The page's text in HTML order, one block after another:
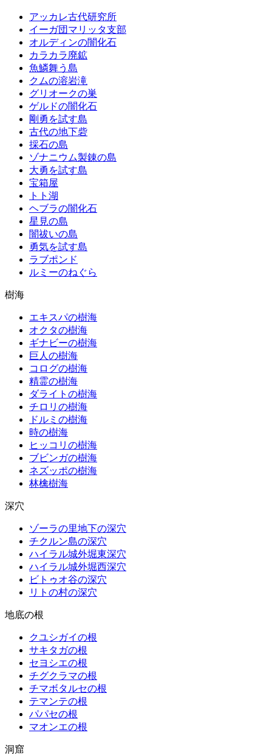
アッカレ古代研究所
イーガ団マリッタ支部
オルディンの闇化石
カラカラ廃鉱
魚鱗舞う島
クムの溶岩滝
グリオークの巣
ゲルドの闇化石
剛勇を試す島
古代の地下砦
採石の島
ゾナニウム製錬の島
大勇を試す島
宝箱屋
トト湖
ヘブラの闇化石
星見の島
闇祓いの島
勇気を試す島
ラブポンド
ルミーのねぐら
樹海
エキスパの樹海
オクタの樹海
ギナビーの樹海
巨人の樹海
コログの樹海
精霊の樹海
ダライトの樹海
チロリの樹海
ドルミの樹海
時の樹海
ヒッコリの樹海
ブビンガの樹海
ネズッポの樹海
林檎樹海
深穴
ゾーラの里地下の深穴
チクルン島の深穴
ハイラル城外堀東深穴
ハイラル城外堀西深穴
ビトゥオ谷の深穴
リトの村の深穴
地底の根
クユシガイの根
サキタガの根
セヨシエの根
チグクラマの根
チマボタルセの根
テマンテの根
パパセの根
マオンエの根
洞窟